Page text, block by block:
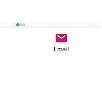
Email